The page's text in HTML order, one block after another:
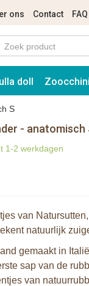
ons Contact FAQ
doll Zoocchini
S
- anatomisch
1-2 werkdagen
van
natuurlijk
gemaakt in
sap van de
van